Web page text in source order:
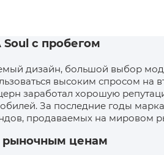
с пробегом
дизайн, большой выбор
высоким спросом на
заработал хорошую
За последние годы
продаваемых на мировом
рыночным ценам